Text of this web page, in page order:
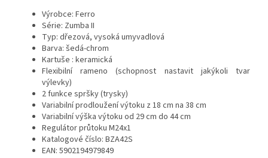
Výrobce: Ferro
Série: Zumba II
Typ: dřezová, vysoká umyvadlová
Barva: šedá-chrom
Kartuše : keramická
Flexibilní rameno (schopnost nastavit jakýkoli tvar
výlevky)
2 funkce spršky (trysky)
Variabilní prodloužení výtoku z 18 cm na 38 cm
Variabilní výška výtoku od 29 cm do 44 cm
Regulátor průtoku M24x1
Katalogové číslo: BZA42S
EAN: 5902194979849